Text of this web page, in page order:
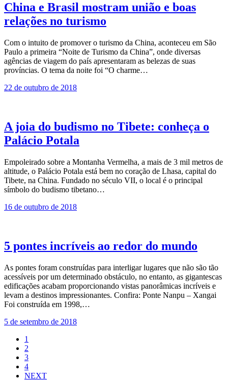
China e Brasil mostram união e boas
relações no turismo
Com o intuito de promover o turismo da China, aconteceu em São
Paulo a primeira “Noite de Turismo da China”, onde diversas
agências de viagem do país apresentaram as belezas de suas
províncias. O tema da noite foi “O charme…
22 de outubro de 2018
A joia do budismo no Tibete: conheça o
Palácio Potala
Empoleirado sobre a Montanha Vermelha, a mais de 3 mil metros de
altitude, o Palácio Potala está bem no coração de Lhasa, capital do
Tibete, na China. Fundado no século VII, o local é o principal
símbolo do budismo tibetano…
16 de outubro de 2018
5 pontes incríveis ao redor do mundo
As pontes foram construídas para interligar lugares que não são tão
acessíveis por um determinado obstáculo, no entanto, as gigantescas
edificações acabam proporcionando vistas panorâmicas incríveis e
levam a destinos impressionantes. Confira: Ponte Nanpu – Xangai
Foi construída em 1998,…
5 de setembro de 2018
1
2
3
4
NEXT